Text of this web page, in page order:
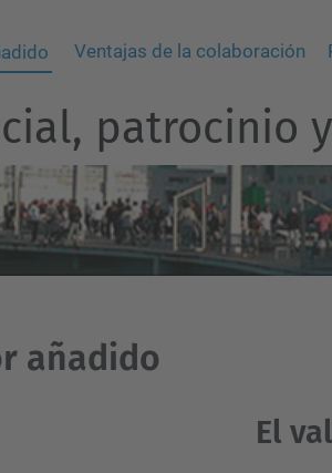
Ventajas de la colaboración
patrocinio
añadido
El